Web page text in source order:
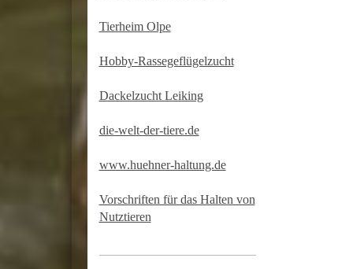
Tierheim Olpe
Hobby-Rassegeflügelzucht
Dackelzucht Leiking
die-welt-der-tiere.de
www.huehner-haltung.de
Vorschriften für das Halten von
Nutztieren